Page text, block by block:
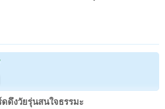
ดึงวัยรุ่นสนใจธรรมะ